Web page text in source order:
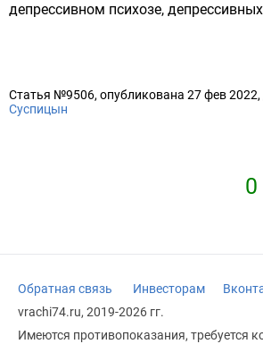
депрессивном психозе,
Статья №9506, опубликована 27 фев 2022,
Суспицын
0
Обратная связь Инвесторам
vrachi74.ru, 2019-2026 гг.
Имеются противопоказания, требуется